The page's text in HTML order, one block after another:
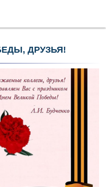
ДРУЗЬЯ!